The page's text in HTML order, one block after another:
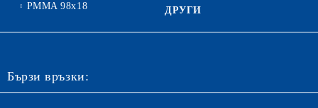
PMMA 98x18 ДРУГИ
Бързи връзки: